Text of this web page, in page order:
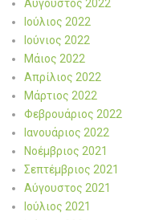
Αύγουστος 2022
Ιούλιος 2022
Ιούνιος 2022
Μάιος 2022
Απρίλιος 2022
Μάρτιος 2022
Φεβρουάριος 2022
Ιανουάριος 2022
Νοέμβριος 2021
Σεπτέμβριος 2021
Αύγουστος 2021
Ιούλιος 2021